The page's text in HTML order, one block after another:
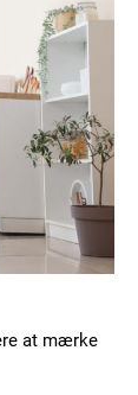
at mærke